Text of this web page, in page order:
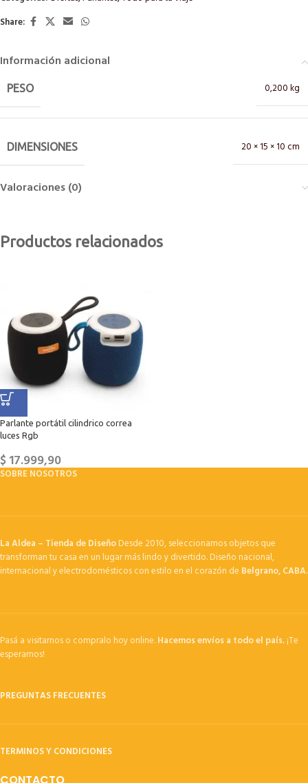
Share:
Información adicional
PESO 0,200 kg
DIMENSIONES 20 × 15 × 10 cm
Valoraciones (0)
Productos relacionados
Parlante portátil cilindrico correa
luces Rgb
$17.999,90
SOBRE NOSOTROS
La Aldea – Tienda de DiseñoDesde 2010, seleccionamos objetos que
transforman tu casa en un lugar más lindo y divertido. Diseño nacional,
internacional y electrodomésticos con estilo en el corazón de Belgrano, CABA.
Pasá a visitarnos o compralo hoy online.Hacemos envíos a todo el país.¡Te
esperamos!
PREGUNTAS FRECUENTES
TERMINOS Y CONDICIONES